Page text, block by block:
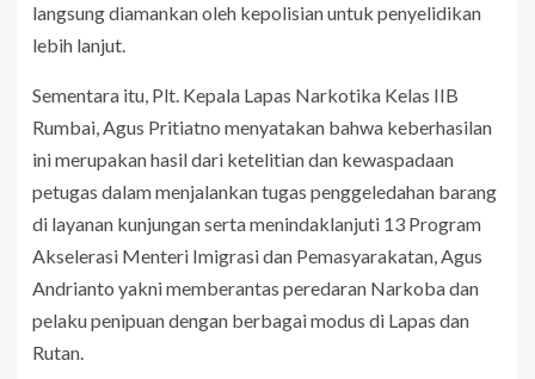
langsung diamankan oleh kepolisian untuk penyelidikan
lebih lanjut.
Sementara itu, Plt. Kepala Lapas Narkotika Kelas IIB
Rumbai, Agus Pritiatno menyatakan bahwa keberhasilan
ini merupakan hasil dari ketelitian dan kewaspadaan
petugas dalam menjalankan tugas penggeledahan barang
di layanan kunjungan serta menindaklanjuti 13 Program
Akselerasi Menteri Imigrasi dan Pemasyarakatan, Agus
Andrianto yakni memberantas peredaran Narkoba dan
pelaku penipuan dengan berbagai modus di Lapas dan
Rutan.